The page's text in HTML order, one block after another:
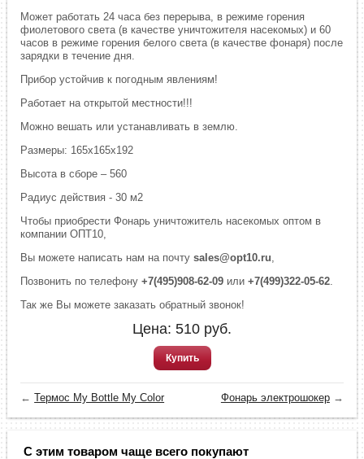
Может работать 24 часа без перерыва, в режиме горения
фиолетового света (в качестве уничтожителя насекомых) и 60
часов в режиме горения белого света (в качестве фонаря) после
зарядки в течение дня.
Прибор устойчив к погодным явлениям!
Работает на открытой местности!!!
Можно вешать или устанавливать в землю.
Размеры: 165х165х192
Высота в сборе – 560
Радиус действия - 30 м2
Чтобы приобрести Фонарь уничтожитель насекомых оптом в
компании ОПТ10,
Вы можете написать нам на почтуsales@opt10.ru,
Позвонить по телефону+7(495)908-62-09 или+7(499)322-05-62.
Так же Вы можете заказать обратный звонок!
Цена: 510 руб.
Купить
←Термос My Bottle My Color Фонарь электрошокер→
С этим товаром чаще всего покупают